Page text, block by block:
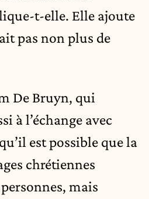
t-elle. Elle ajoute
pas non plus de
De Bruyn, qui
à l’échange avec
est possible que la
chrétiennes
mais